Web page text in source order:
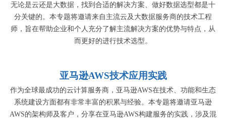
无论是云还是大数据，找到合适的解决方案、做好数据选型都是十
分关键的。本专题将邀请来自主流云及大数据服务商的技术工程
师，旨在帮助企业和个人充分了解主流解决方案的优势与特点，从
而更好的进行技术选型。
亚马逊AWS技术应用实践
作为全球最成功的云计算服务商，亚马逊AWS在技术、功能和生态
系统建设方面都有非常丰富的积累与经验。本专题将邀请亚马逊
AWS的架构师及客户，分享在亚马逊AWS构建服务的实践，涉及混